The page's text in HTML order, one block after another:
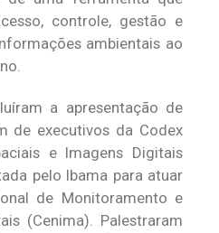
controle, gestão e
ambientais ao
a apresentação de
de executivos da Codex
e Imagens Digitais
pelo Ibama para atuar
de Monitoramento e
(Cenima). Palestraram